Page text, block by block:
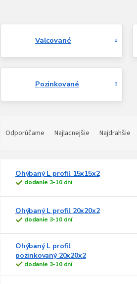
Valcované
Pozinkované
p
d
o
Odporúčame Najlacnejšie Najdrahšie
i
k
Ohýbaný L profil 15x15x2
dodanie 3-10 dní
Ohýbaný L profil 20x20x2
dodanie 3-10 dní
Ohýbaný L profil
pozinkovaný 20x20x2
dodanie 3-10 dní